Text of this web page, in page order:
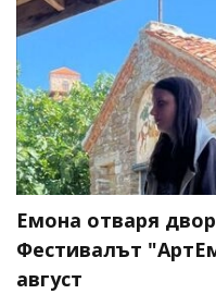
Емона отваря
Фестивалът
август